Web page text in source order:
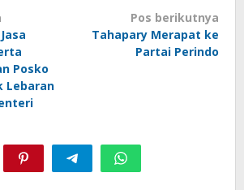
Posko
Lebaran
Pos berikutnya
Tahapary Merapat ke
Partai Perindo